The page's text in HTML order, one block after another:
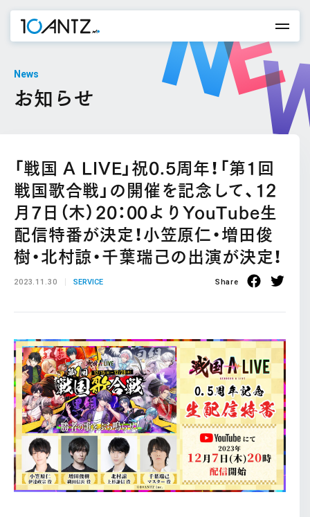
News
お知らせ
「戦国 A LIVE」祝0.5周年！「第1回
戦国歌合戦」の開催を記念して、12
月7日（木）20：00よりYouTube生
配信特番が決定！小笠原仁・増田俊
樹・北村諒・千葉瑞己の出演が決定！
2023.11.30 SERVICE Share